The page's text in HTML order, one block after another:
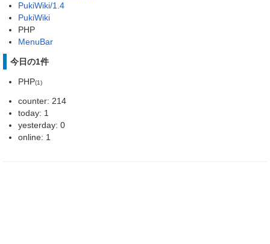
PukiWiki/1.4
PukiWiki
PHP
MenuBar
今日の1件
PHP(1)
counter: 214
today: 1
yesterday: 0
online: 1